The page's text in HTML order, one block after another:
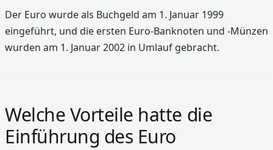
Der Euro wurde als Buchgeld am 1. Januar 1999
eingeführt, und die ersten Euro-Banknoten und -Münzen
wurden am 1. Januar 2002 in Umlauf gebracht.
Welche Vorteile hatte die
Einführung des Euro